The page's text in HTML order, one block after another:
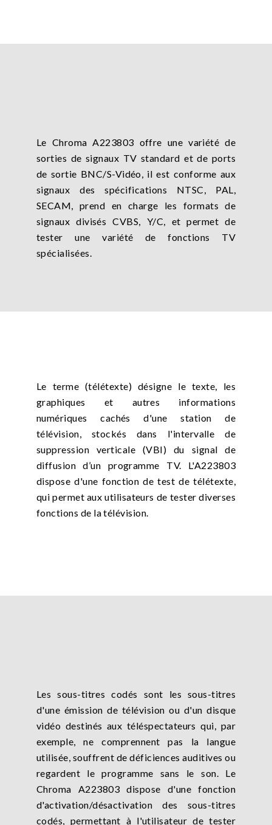
Le Chroma A223803 offre une variété de
sorties de signaux TV standard et de ports
de sortie BNC/S-Vidéo, il est conforme aux
signaux des spécifications NTSC, PAL,
SECAM, prend en charge les formats de
signaux divisés CVBS, Y/C, et permet de
tester une variété de fonctions TV
spécialisées.
Le terme (télétexte) désigne le texte, les
graphiques et autres informations
numériques cachés d'une station de
télévision, stockés dans l'intervalle de
suppression verticale (VBI) du signal de
diffusion d’un programme TV. L'A223803
dispose d'une fonction de test de télétexte,
qui permet aux utilisateurs de tester diverses
fonctions de la télévision.
Les sous-titres codés sont les sous-titres
d'une émission de télévision ou d'un disque
vidéo destinés aux téléspectateurs qui, par
exemple, ne comprennent pas la langue
utilisée, souffrent de déficiences auditives ou
regardent le programme sans le son. Le
Chroma A223803 dispose d'une fonction
d'activation/désactivation des sous-titres
codés, permettant à l'utilisateur de tester